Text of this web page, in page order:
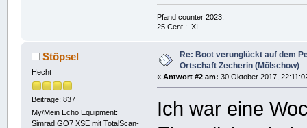
Pfand counter 2023:
25 Cent : XI
Stöpsel
Hecht
Beiträge: 837
My/Mein Echo Equipment:
Simrad GO7 XSE mit TotalScan-
Re: Boot verunglückt auf dem
Ortschaft Zecherin (Mölschow)
«Antwort #2 am: 30 Oktober 2017,
Ich war eine